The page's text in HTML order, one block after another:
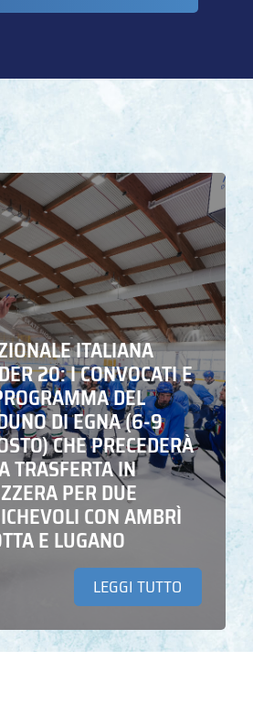
ITALIANA
20: I CONVOCATI E
DEL
DI EGNA (6-9
CHE PRECEDERÀ
TRASFERTA IN
PER DUE
CON AMBRÌ
E LUGANO
LEGGI TUTTO